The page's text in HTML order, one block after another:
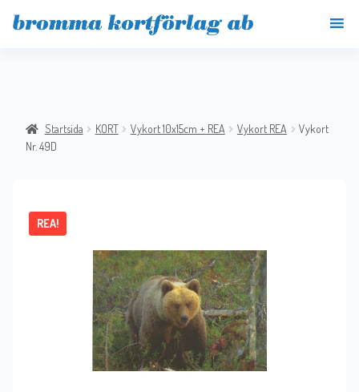
Startsida KORT Vykort 10x15cm + REA Vykort REA
Vykort
Nr. 49D
REA!